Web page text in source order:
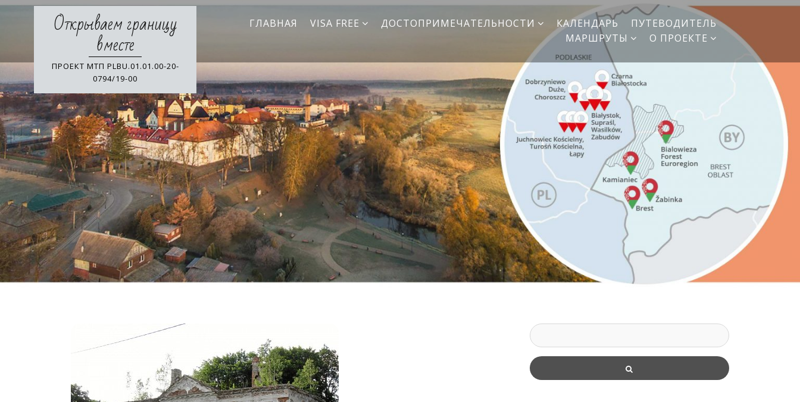
Skip
Открываем границу
вместе
ПРОЕКТ МТП PLBU.01.01.00-20-
0794/19-00
ГЛАВНАЯ VISA FREE ДОСТОПРИМЕЧАТЕЛЬНОСТИ КАЛЕНДАРЬ
ПУТЕВОДИТЕЛЬ
МАРШРУТЫ
О ПРОЕКТЕ